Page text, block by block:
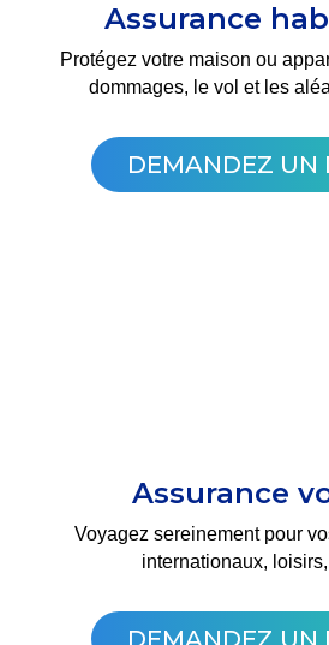
Assurance
Protégez votre maison ou
dommages, le vol et les
DEMANDEZ UN
Assurance
Voyagez sereinement pour
internationaux,